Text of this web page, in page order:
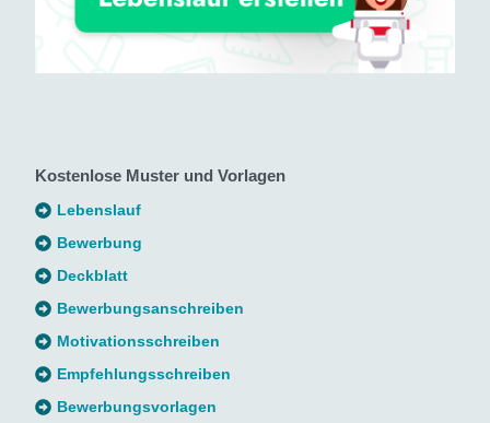
Kostenlose Muster und Vorlagen
Lebenslauf
Bewerbung
Deckblatt
Bewerbungsanschreiben
Motivationsschreiben
Empfehlungsschreiben
Bewerbungsvorlagen